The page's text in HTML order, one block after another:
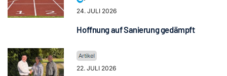
24. JULI 2026
Hoffnung auf Sanierung gedämpft
22. JULI 2026